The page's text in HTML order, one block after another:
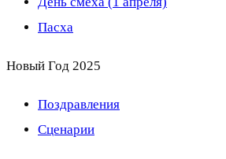
Пасха
Новый Год 2025
Поздравления
Сценарии